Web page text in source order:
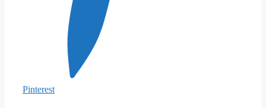
Pinterest